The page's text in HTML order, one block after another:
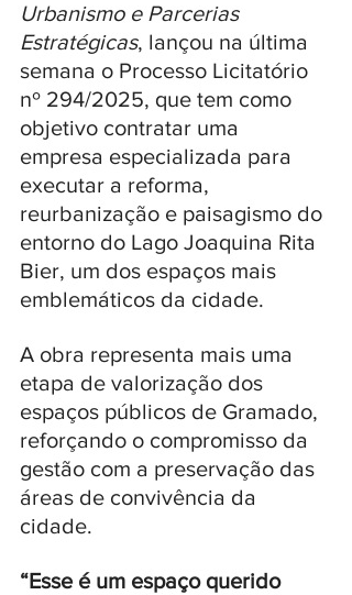
Urbanismo e Parcerias
Estratégicas, lançou na última
semana o Processo Licitatório
nº 294/2025, que tem como
objetivo contratar uma
empresa especializada para
executar a reforma,
reurbanização e paisagismo do
entorno do Lago Joaquina Rita
Bier, um dos espaços mais
emblemáticos da cidade.
A obra representa mais uma
etapa de valorização dos
espaços públicos de Gramado,
reforçando o compromisso da
gestão com a preservação das
áreas de convivência da
cidade.
“Esse é um espaço querido